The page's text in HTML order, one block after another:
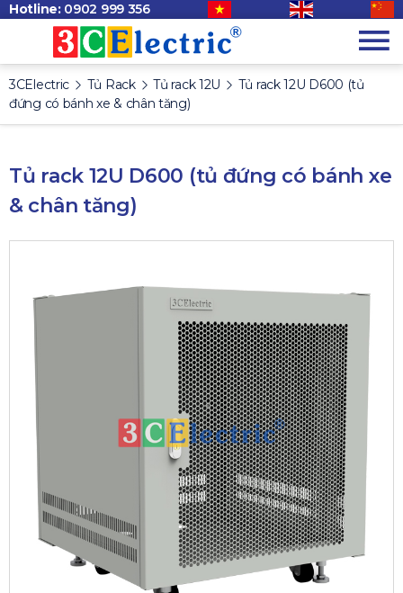
Hotline: 0902 999 356
3CElectric Tủ Rack Tủ rack 12U
Tủ rack 12U D600 (tủ
đứng có bánh xe & chân tăng)
Tủ rack 12U D600 (tủ đứng có bánh xe
& chân tăng)